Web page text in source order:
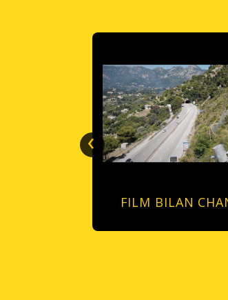
‹
FILM BILAN